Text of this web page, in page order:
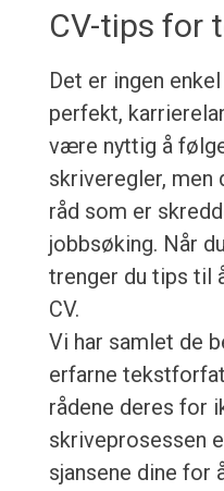
CV-tips for
Det er ingen
perfekt,
være nyttig å
skriveregler, men
råd som er
jobbsøking. Når
trenger du tips til
CV.
Vi har samlet de
erfarne
rådene deres for
skriveprosessen
sjansene dine for